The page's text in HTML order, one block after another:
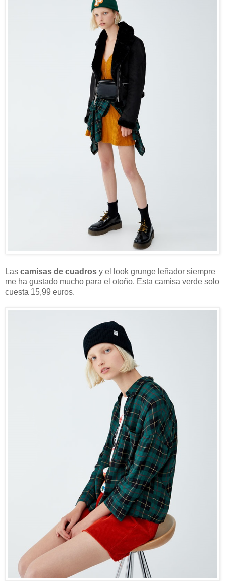
Las camisas de cuadros y el look grunge leñador siempre
me ha gustado mucho para el otoño. Esta camisa verde solo
cuesta 15,99 euros.